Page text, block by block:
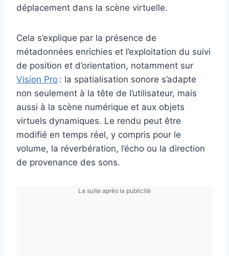
déplacement dans la scène virtuelle.
Cela s’explique par la présence de
métadonnées enrichies et l’exploitation du suivi
de position et d’orientation, notamment sur
Vision Pro : la spatialisation sonore s’adapte
non seulement à la tête de l’utilisateur, mais
aussi à la scène numérique et aux objets
virtuels dynamiques. Le rendu peut être
modifié en temps réel, y compris pour le
volume, la réverbération, l’écho ou la direction
de provenance des sons.
La suite après la publicité